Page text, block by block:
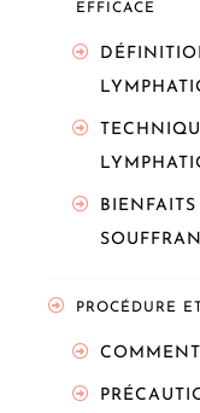
EFFICACE
PROCÉDURE